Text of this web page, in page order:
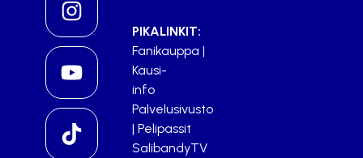
PIKALINKIT:
Fanikauppa |
Kausi-
info
Palvelusivusto
| Pelipassit
SalibandyTV